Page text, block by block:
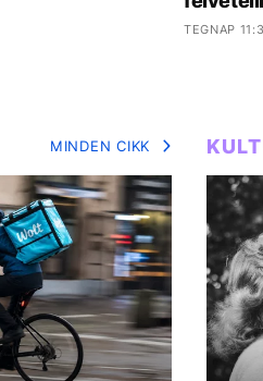
TEGNAP
MINDEN CIKK